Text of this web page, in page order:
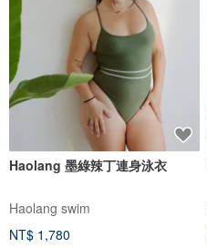
Haolang 墨綠辣丁連身泳衣
Haolang swim
NT$ 1,780